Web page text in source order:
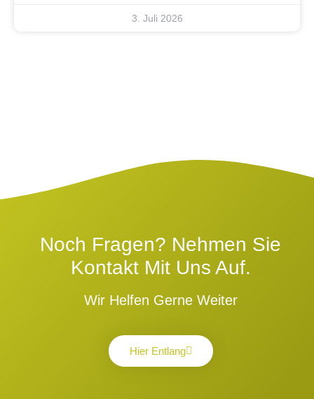
3. Juli 2026
Noch Fragen? Nehmen Sie
Kontakt Mit Uns Auf.
Wir Helfen Gerne Weiter
Hier Entlang